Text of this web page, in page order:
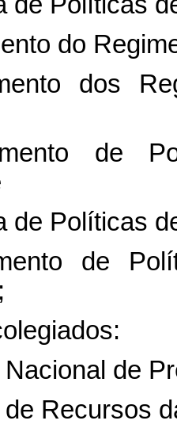
do
dos
de
de Políticas
de
de
Recursos